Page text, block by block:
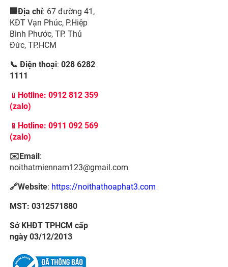
🏢Địa chỉ: 67 đường 41,
KĐT Vạn Phúc, P.Hiệp
Bình Phước, TP. Thủ
Đức, TP.HCM
📞 Điện thoại: 028 6282
1111
📱 Hotline: 0912 812 359
(zalo)
📱 Hotline: 0911 092 569
(zalo)
✉️Email:
noithatmiennam123@gmail.com
🔗Website: https://noithathoaphat3.com
MST: 0312571880
Sở KHĐT TPHCM cấp
ngày 03/12/2013